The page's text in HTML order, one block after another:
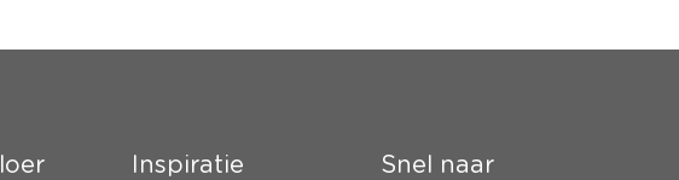
Inspiratie Snel naar